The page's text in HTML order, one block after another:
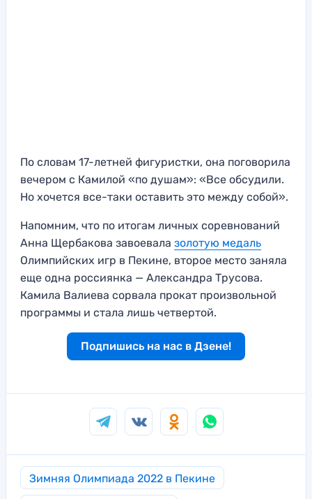
По словам 17-летней фигуристки, она поговорила
вечером с Камилой «по душам»: «Все обсудили.
Но хочется все-таки оставить это между собой».
Напомним, что по итогам личных соревнований
Анна Щербакова завоевала золотую медаль
Олимпийских игр в Пекине, второе место заняла
еще одна россиянка — Александра Трусова.
Камила Валиева сорвала прокат произвольной
программы и стала лишь четвертой.
Подпишись на нас в Дзене!
Зимняя Олимпиада 2022 в Пекине